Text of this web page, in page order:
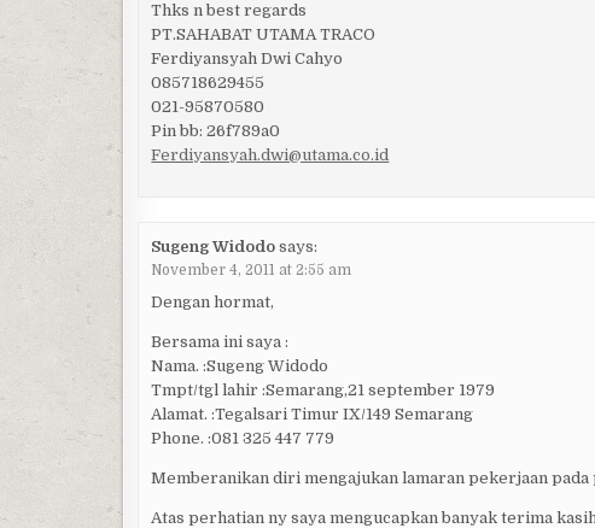
Thks n best regards
PT.SAHABAT UTAMA TRACO
Ferdiyansyah Dwi Cahyo
085718629455
021-95870580
Pin bb: 26f789a0
Ferdiyansyah.dwi@utama.co.id
Sugeng Widodo says:
November 4, 2011 at 2:55 am
Dengan hormat,
Bersama ini saya :
Nama. :Sugeng Widodo
Tmpt/tgl lahir :Semarang,21 september 1979
Alamat. :Tegalsari Timur IX/149 Semarang
Phone. :081 325 447 779
Memberanikan diri mengajukan lamaran pekerjaan
Atas perhatian ny saya mengucapkan banyak terima